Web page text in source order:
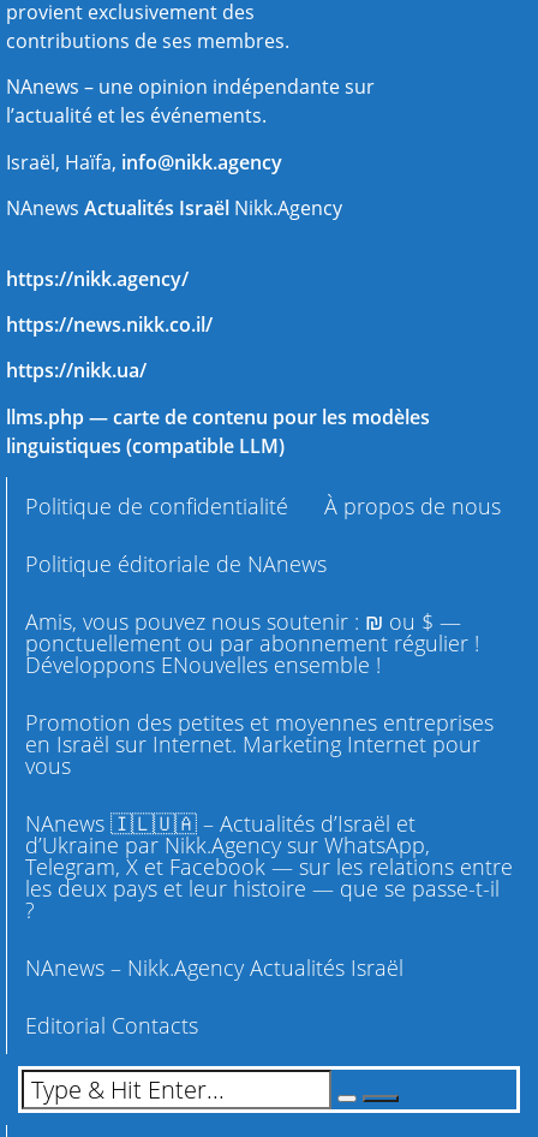
provient exclusivement des
contributions de ses membres.
NAnews – une opinion indépendante sur
l’actualité et les événements.
Israël, Haïfa, info@nikk.agency
NAnews Actualités Israël Nikk.Agency
https://nikk.agency/
https://news.nikk.co.il/
https://nikk.ua/
llms.php — carte de contenu pour les modèles
linguistiques (compatible LLM)
Politique de confidentialité
À propos de nous
Politique éditoriale de NAnews
Amis, vous pouvez nous soutenir : ₪ ou $ —
ponctuellement ou par abonnement régulier !
Développons ENouvelles ensemble !
Promotion des petites et moyennes entreprises
en Israël sur Internet. Marketing Internet pour
vous
NAnews 🇮🇱🇺🇦 – Actualités d’Israël et
d’Ukraine par Nikk.Agency sur WhatsApp,
Telegram, X et Facebook — sur les relations entre
les deux pays et leur histoire — que se passe-t-il
?
NAnews – Nikk.Agency Actualités Israël
Editorial Contacts